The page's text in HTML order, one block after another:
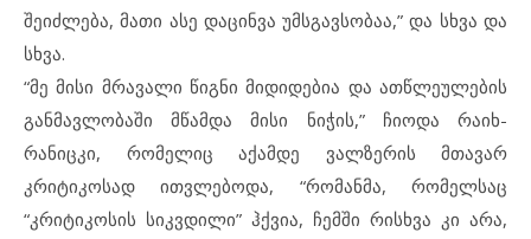
შეიძლება, მათი ასე დაცინვა უმსგავსობაა,” და სხვა და
სხვა.
“მე მისი მრავალი წიგნი მიდიდებია და ათწლეულების
განმავლობაში მწამდა მისი ნიჭის,” ჩიოდა რაიხ-
რანიცკი, რომელიც აქამდე ვალზერის მთავარ
კრიტიკოსად ითვლებოდა, “რომანმა, რომელსაც
“კრიტიკოსის სიკვდილი” ჰქვია, ჩემში რისხვა კი არა,